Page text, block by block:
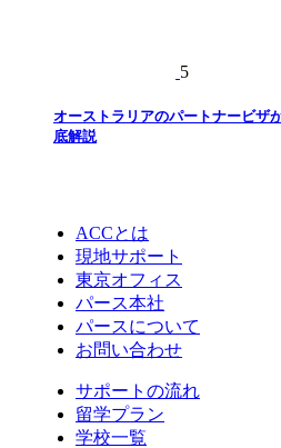
5
オーストラリアのパートナービザ
底解説
ACCとは
現地サポート
東京オフィス
パース本社
パースについて
お問い合わせ
サポートの流れ
留学プラン
学校一覧